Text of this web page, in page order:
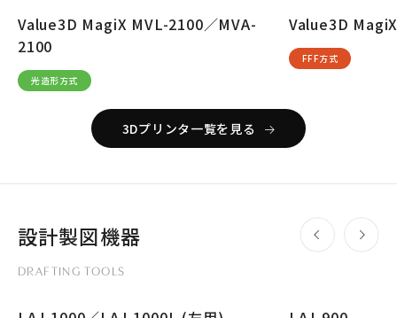
Value3D MagiX MVL-2100／MVA-
2100
光造形方式
Value3D
FFF方式
3Dプリンタ一覧を見る
設計製図機器
DRAFTING TOOLS